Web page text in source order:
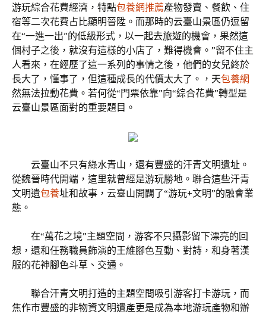
游玩綜合花費經濟，特點包養網推薦產物發賣、餐飲、住
宿等二次花費占比顯明晉陞。而那時的云臺山景區仍逗留
在“一進一出”的低級形式，以一起去旅遊的機會，果然這
個村子之後，就沒有這樣的小店了，難得機會。”留不住主
人看來，在經歷了這一系列的事情之後，他們的女兒終於
長大了，懂事了，但這種成長的代價太大了。，天包養網
然無法拉動花費。若何從“門票依靠”向“綜合花費”轉型是
云臺山景區面對的重要題目。
云臺山不只有綠水青山，還有豐盛的汗青文明遺址。
從魏晉時代開端，這里就曾經是游玩勝地。聯合這些汗青
文明遺包養址和故事，云臺山開闢了“游玩+文明”的融會業
態。
在“萬花之境”主題空間，游客不只攝影留下漂亮的回
想，還和任務職員飾演的王維腳色互動、對詩，和身著漢
服的花神腳色斗草、交通。
聯合汗青文明打造的主題空間吸引游客打卡游玩，而
焦作市豐盛的非物資文明遺產更是成為本地游玩產物和辦